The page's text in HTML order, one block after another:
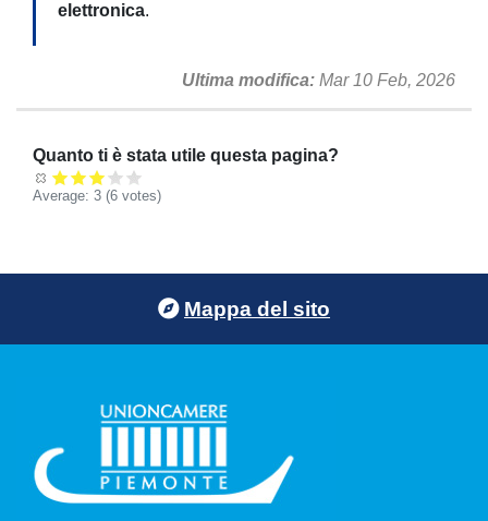
elettronica.
Ultima modifica Mar 10 Feb, 2026
Quanto ti è stata utile questa pagina?
Average: 3 (6 votes)
Mappa del sito